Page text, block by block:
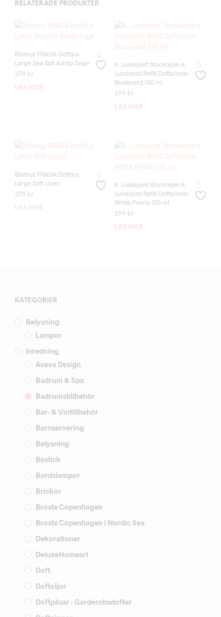
RELATERADE PRODUKTER
Blomus FRAGA Doftljus
Large Sea Salt &amp Sage
279 kr
LÄS MER
K. Lundqvist Stockholm K.
Lundqvist Refill Doftpinnar
Boulevard 150 ml
299 kr
LÄS MER
Blomus FRAGA Doftljus
Large Soft Linen
279 kr
LÄS MER
K. Lundqvist Stockholm K.
Lundqvist Refill Doftpinnar
White Pearls 150 ml
299 kr
LÄS MER
KATEGORIER
Belysning
Lampor
Inredning
Aveva Design
Badrum & Spa
Badrumstillbehör
Bar- & Vintillbehör
Barnservering
Belysning
Bestick
Bordslampor
Brickor
Broste Copenhagen
Broste Copenhagen | Nordic Sea
Dekorationer
DeluxeHomeart
Doft
Doftoljor
Doftpåsar - Garderobsdofter